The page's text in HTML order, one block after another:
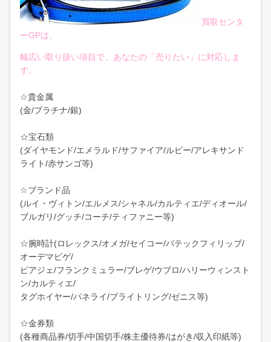
買取センタ
ーGPは、
幅広い取り扱い項目で、あなたの「売りたい」に対応しま
す。
☆貴金属
(金/プラチナ/銀)
☆宝石類
(ダイヤモンド/エメラルド/サファイア/ルビー/アレキサンド
ライト/赤サンゴ等)
☆ブランド品
(ルイ・ヴィトン/エルメス/シャネル/カルティエ/ディオール/
ブルガリ/グッチ/コーチ/ティファニー等)
☆腕時計(ロレックス/オメガ/セイコー/パテックフィリップ/
オーデマピゲ/
ピアジェ/フランクミュラー/ブレゲ/ウブロ/ハリーウィンスト
ン/カルティエ/
タグホイヤー/パネライ/ブライトリング/ゼニス等)
☆金券類
(各種商品券/切手/中国切手/株主優待券/はがき/収入印紙等)